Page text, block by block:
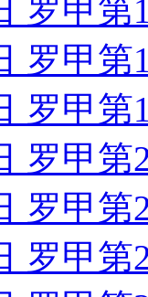
罗甲
罗甲
罗甲
罗甲
罗甲
罗甲